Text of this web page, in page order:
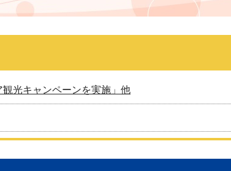
光キャンペーンを実施」他